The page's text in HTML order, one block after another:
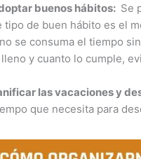
buenos hábitos: Se
tipo de buen hábito es el
se consuma el tiempo
y cuanto lo cumple,
las vacaciones y
que necesita para